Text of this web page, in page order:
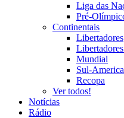
Liga das
Pré-
Continentais
Libertadores
Mundial
Sul-
Recopa
Ver todos!
Notícias
Rádio